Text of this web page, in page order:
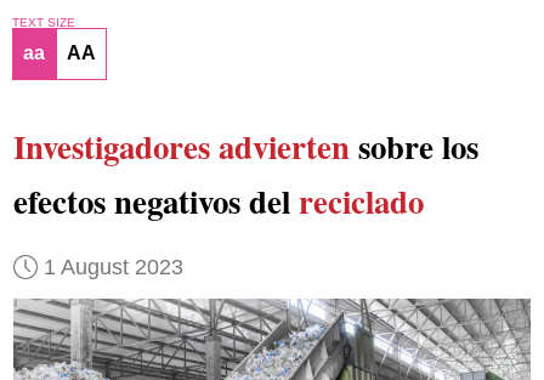
TEXT SIZE
aa AA
Investigadores adviertensobre los
efectos negativos delreciclado
1 August 2023